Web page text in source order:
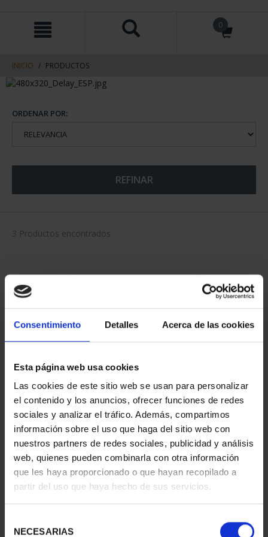
Consentimiento Detalles Acerca de las cookies
Esta página web usa cookies
Las cookies de este sitio web se usan para personalizar
el contenido y los anuncios, ofrecer funciones de redes
sociales y analizar el tráfico. Además, compartimos
información sobre el uso que haga del sitio web con
nuestros partners de redes sociales, publicidad y análisis
web, quienes pueden combinarla con otra información
que les haya proporcionado o que hayan recopilado a
partir del uso que haya hecho de sus servicios.
NECESARIAS
contenido
navegacin
0
INICIO PRODUCTOS
ORDENAR POR:
REFINAR
3 Productos encontrados
CAPITALES ESPAÑOLAS
- BILBAO
73,00 €
CAPITALES ESPAÑOLAS
- DONOSTIA
73,00 €